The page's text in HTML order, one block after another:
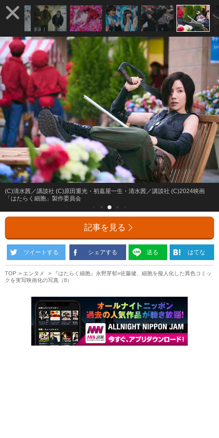
(C)清水茜／講談社 (C)原田重光・初嘉屋一生・清水茜／講談社 (C)2024映画
「はたらく細胞」製作委員会
記事を見る
ツイートする シェアする 送る はてな
TOP エンタメ
『はたらく細胞』永野芽郁×佐藤健、細胞を擬人化した異色コミッ
クを実写映画化の写真（8）